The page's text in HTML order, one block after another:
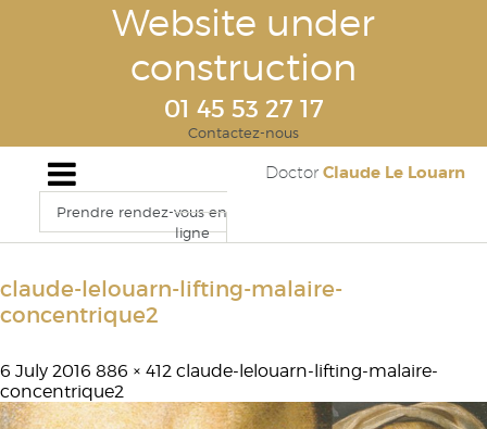
Website under
construction
01 45 53 27 17
Contactez-nous
Doctor Claude Le Louarn
Prendre rendez-vous en
ligne
claude-lelouarn-lifting-malaire-
concentrique2
6 July 2016 886 × 412 claude-lelouarn-lifting-malaire-
concentrique2